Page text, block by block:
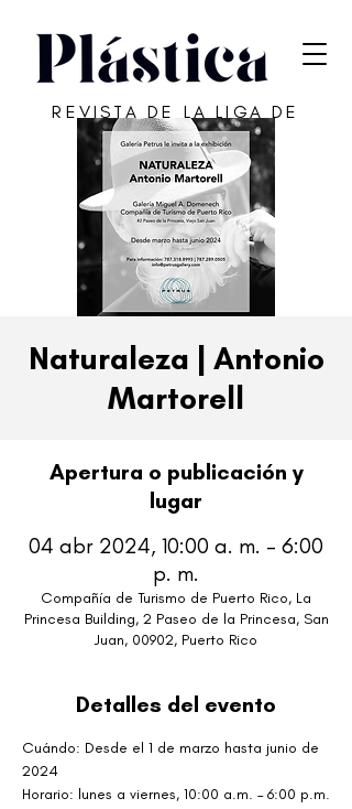
REVISTA DE LA LIGA DE
ARTE DE SAN JUAN
Naturaleza | Antonio
Martorell
Apertura o publicación y
lugar
04 abr 2024, 10:00 a. m. – 6:00
p. m.
Compañía de Turismo de Puerto Rico, La
Princesa Building, 2 Paseo de la Princesa, San
Juan, 00902, Puerto Rico
Detalles del evento
Cuándo: Desde el 1 de marzo hasta junio de
2024
Horario: lunes a viernes, 10:00 a.m. – 6:00 p.m.